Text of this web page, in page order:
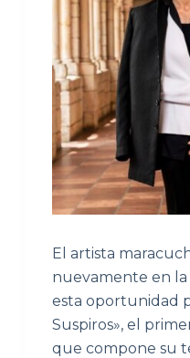
El artista
nuevamente en la
esta oportunidad
Suspiros», el
que compone su